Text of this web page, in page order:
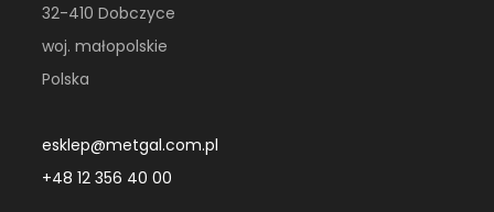
32-410 Dobczyce
woj. małopolskie
Polska
esklep@metgal.com.pl
+48 12 356 40 00